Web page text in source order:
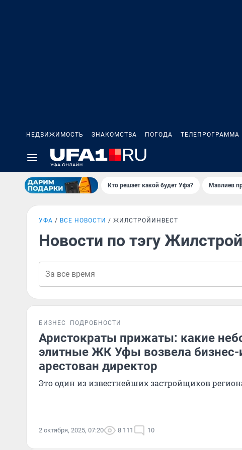
НЕДВИЖИМОСТЬ ЗНАКОМСТВА ПОГОДА ТЕЛЕПРОГРАММА
Кто решает какой будет Уфа? Мавлиев
УФА ВСЕ НОВОСТИ ЖИЛСТРОЙИНВЕСТ
Новости по тэгу
БИЗНЕС ПОДРОБНОСТИ
Аристократы прижаты: какие
элитные ЖК Уфы возвела бизнес-
арестован директор
Это один из известнейших застройщиков
2 октября, 2025, 07:20 8 111 10